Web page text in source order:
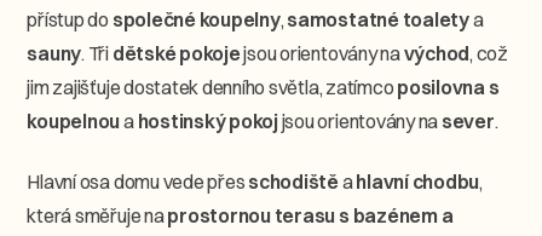
přístup do společné koupelny, samostatné toaletya
sauny. Tři dětské pokojejsou orientovány navýchod, což
jim zajišťuje dostatek denního světla, zatímco posilovna s
koupelnou a hostinský pokoj jsou orientovány na sever.
Hlavní osa domu vede přes schodiště ahlavní chodbu,
která směřuje naprostornou terasu s bazénem a